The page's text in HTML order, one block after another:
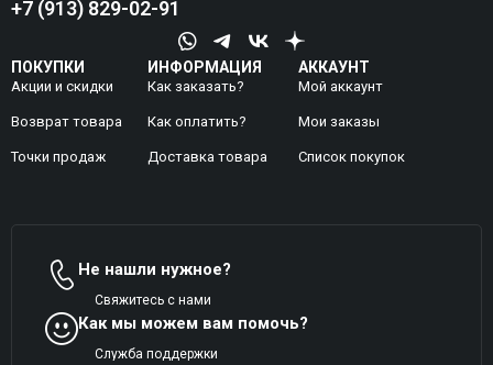
+7 (913) 829-02-91
ПОКУПКИ
Акции и скидки
Возврат товара
Точки продаж
ИНФОРМАЦИЯ
Как заказать?
Как оплатить?
Доставка товара
АККАУНТ
Мой аккаунт
Mои заказы
Список покупок
Не нашли нужное?
Свяжитесь с нами
Как мы можем вам помочь?
Служба поддержки